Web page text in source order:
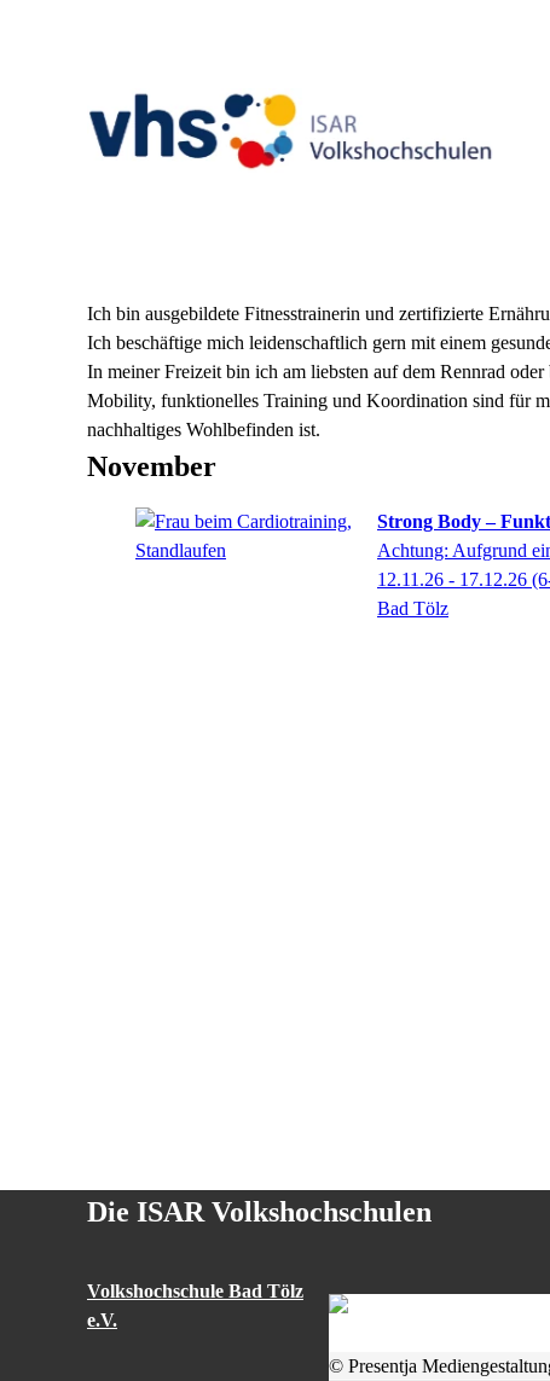
Ich bin ausgebildete Fitnesstrainerin und zertifizierte
Ich beschäftige mich leidenschaftlich gern mit einem
In meiner Freizeit bin ich am liebsten auf dem Rennrad
Mobility, funktionelles Training und Koordination sind für
nachhaltiges Wohlbefinden ist.
November
Strong Body –
Achtung: Aufgrund
12.11.26 - 17.12.26
Bad Tölz
Die ISAR Volkshochschulen
Volkshochschule Bad Tölz
e.V.
© Presentja